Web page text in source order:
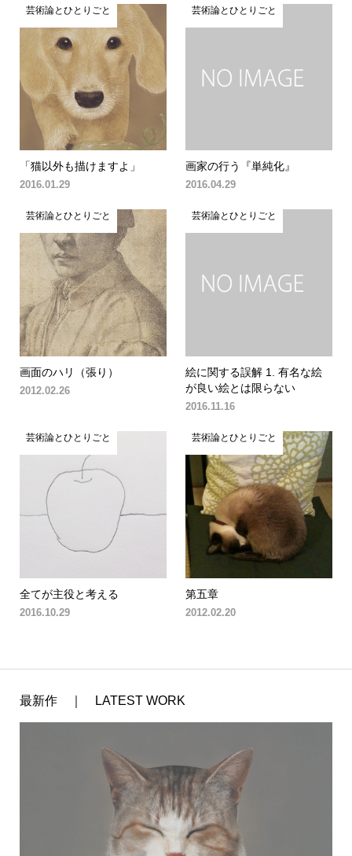
芸術論とひとりごと
「猫以外も描けますよ」
2016.01.29
芸術論とひとりごと
画家の行う『単純化』
2016.04.29
芸術論とひとりごと
画面のハリ（張り）
2012.02.26
芸術論とひとりごと
絵に関する誤解 1. 有名な絵
が良い絵とは限らない
2016.11.16
芸術論とひとりごと
全てが主役と考える
2016.10.29
芸術論とひとりごと
第五章
2012.02.20
最新作 ｜ LATEST WORK